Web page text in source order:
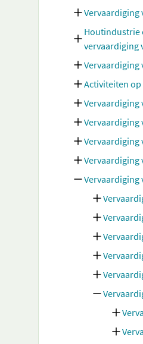
Vervaardiging
Houtindustrie
vervaardiging
Vervaardiging
Activiteiten
Vervaardiging
Vervaardiging